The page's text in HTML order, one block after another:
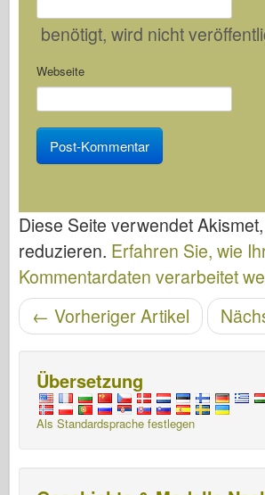
benötigt, wird nicht
Webseite
Diese Seite verwendet
reduzieren. Erfahren Sie, wie
Kommentardaten verarbeitet
Artikelnavigation
← Vorheriger Artikel
Übersetzung
Als Standardsprache festlegen